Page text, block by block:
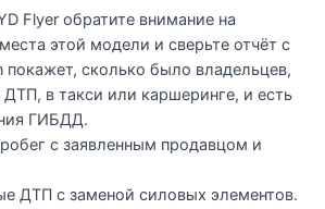
Flyer обратите внимание на
этой модели и сверьте отчёт с
покажет, сколько было владельцев,
в такси или каршеринге, и есть
ГИБДД.
с заявленным продавцом и
ДТП с заменой силовых элементов.